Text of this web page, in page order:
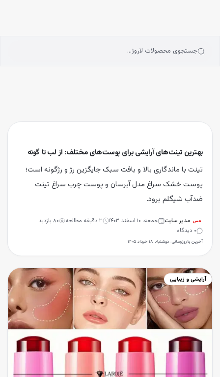
پیگیری سفارشات
جستجوی محصولات لاروژ…
بهترین تینت‌های آرایشی برای پوست‌های مختلف: از لب تا گونه
تینت با ماندگاری بالا و بافت سبک جایگزین رژ و رژگونه است؛
پوست خشک سراغ مدل آبرسان و پوست چرب سراغ تینت
ضدآب شیگلم برود.
مس مدیر سایت جمعه، ۱۰ اسفند ۱۴۰۳ ۳ دقیقه مطالعه ۸۰ بازدید
۰ دیدگاه
آخرین به‌روزرسانی: دوشنبه، ۱۸ خرداد ۱۴۰۵
آرایشی و زیبایی